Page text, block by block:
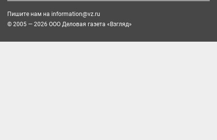
Пишите нам на information@vz.ru
© 2005 — 2026 ООО Деловая газета «Взгляд»